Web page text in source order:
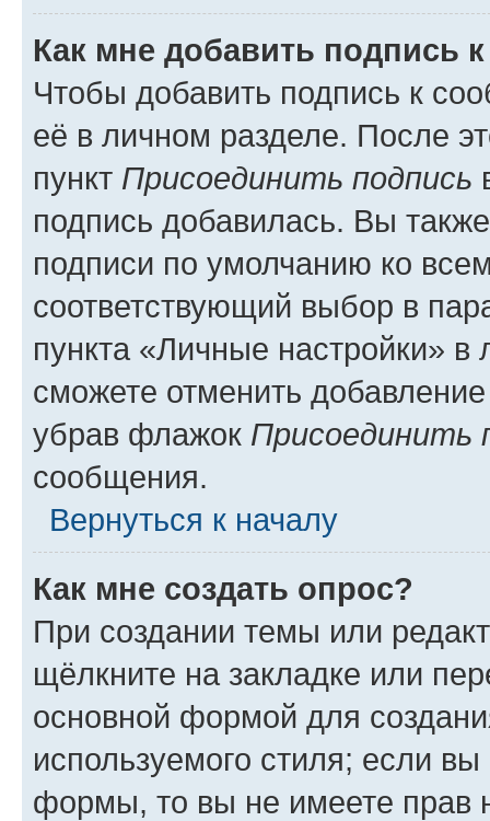
Как мне добавить подпись
Чтобы добавить подпись к
её в личном разделе. После
пункт Присоединить подпись
подпись добавилась. Вы
подписи по умолчанию ко
соответствующий выбор в
пункта «Личные настройки»
сможете отменить
убрав флажок Присоединить
сообщения.
Вернуться к началу
Как мне создать опрос?
При создании темы или
щёлкните на закладке или
основной формой для
используемого стиля; если
формы, то вы не имеете прав